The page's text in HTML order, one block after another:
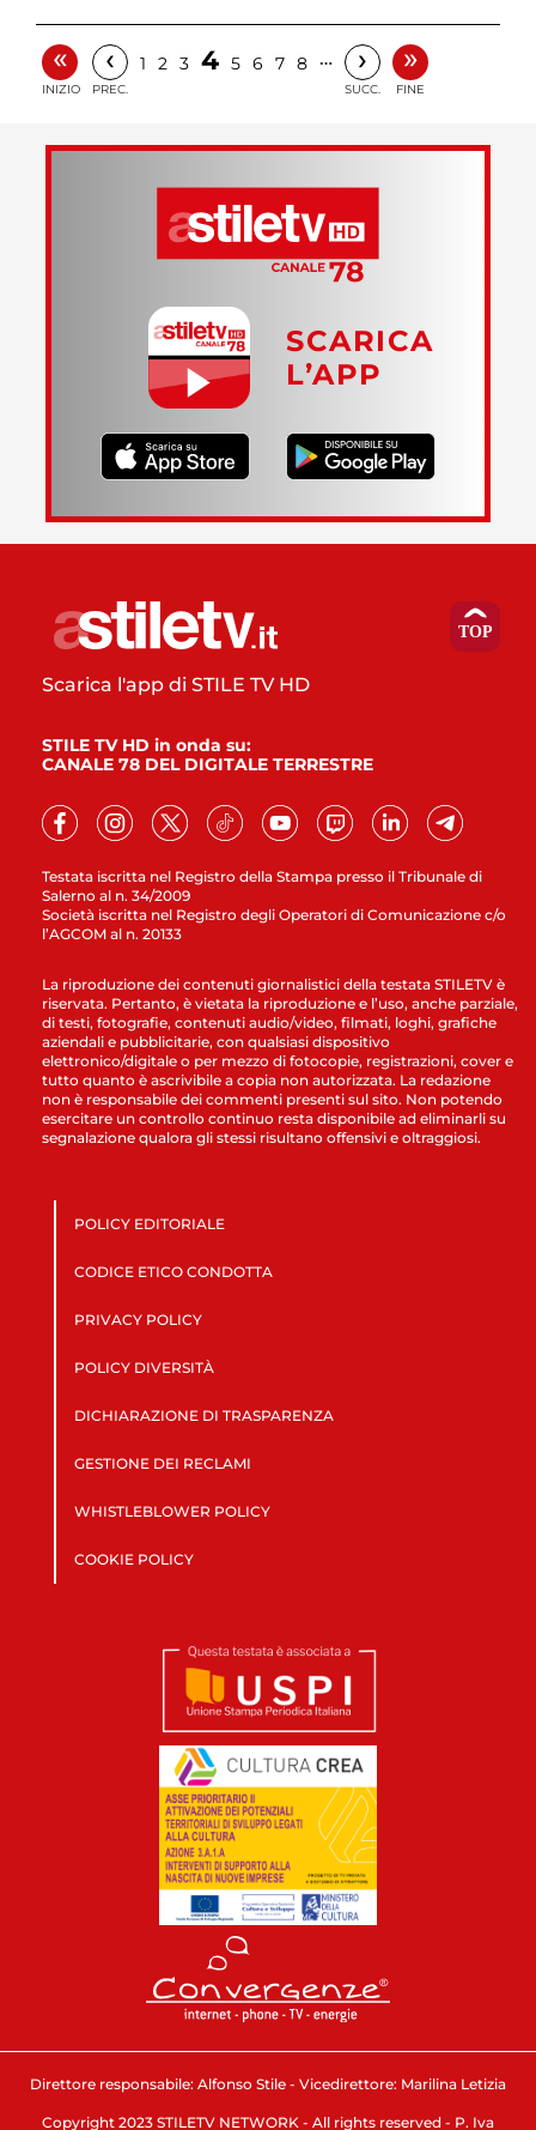
«
INIZIO
‹
PREC.
1 2 3 4 5 6 7 8 … ›
SUCC.
»
FINE
SCARICA
L’APP
Testata iscritta nel Registro della Stampa presso il Tribunale di
Salerno al n. 34/2009
Società iscritta nel Registro degli Operatori di Comunicazione c/o
l’AGCOM al n. 20133
Scarica l'app di STILE TV HD
STILE TV HD in onda su:
CANALE 78 DEL DIGITALE TERRESTRE
La riproduzione dei contenuti giornalistici della testata STILETV è
riservata. Pertanto, è vietata la riproduzione e l’uso, anche parziale,
di testi, fotografie, contenuti audio/video, filmati, loghi, grafiche
aziendali e pubblicitarie, con qualsiasi dispositivo
elettronico/digitale o per mezzo di fotocopie, registrazioni, cover e
tutto quanto è ascrivibile a copia non autorizzata. La redazione
non è responsabile dei commenti presenti sul sito. Non potendo
esercitare un controllo continuo resta disponibile ad eliminarli su
segnalazione qualora gli stessi risultano offensivi e oltraggiosi.
POLICY EDITORIALE
CODICE ETICO CONDOTTA
PRIVACY POLICY
POLICY DIVERSITÀ
DICHIARAZIONE DI TRASPARENZA
GESTIONE DEI RECLAMI
WHISTLEBLOWER POLICY
COOKIE POLICY
Direttore responsabile: Alfonso Stile - Vicedirettore: Marilina Letizia
Copyright 2023 STILETV NETWORK - All rights reserved - P. Iva